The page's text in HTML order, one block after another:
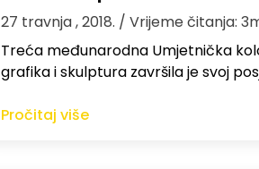
27 travnja , 2018. / Vrijeme čitanja:
Treća međunarodna Umjetnička
grafika i skulptura završila je svoj
Pročitaj više